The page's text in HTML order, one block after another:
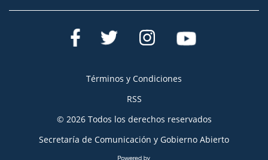
Términos y Condiciones
RSS
© 2026 Todos los derechos reservados
Secretaría de Comunicación y Gobierno Abierto